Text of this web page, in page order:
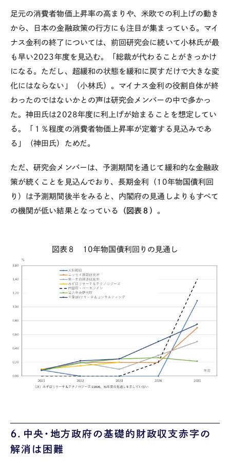
足元の消費者物価上昇率の高まりや、米欧での利上げの動き
から、日本の金融政策の行方にも注目が集まっている。マイ
ナス金利の終了については、前回研究会に続いて小林氏が最
も早い2023年度を見込む。「総裁が代わることがきっかけ
になる。ただし、超緩和の状態を緩和に戻すだけで大きな変
化にはならない」（小林氏）。マイナス金利の役割自体が終
わったのではないかとの声は研究会メンバーの中で多かっ
た。神田氏は2028年度に利上げが始まることを想定してい
る。「１％程度の消費者物価上昇率が定着する見込みであ
る」（神田氏）ためだ。
ただ、研究会メンバーは、予測期間を通じて緩和的な金融政
策が続くことを見込んでおり、長期金利（ 10年物国債利回
り）は予測期間後半をみると、内閣府の見通しよりもすべて
の機関が低い結果となっている
（図表８） 。
図表８ 10年物国債利回りの見通し
６．中央・地方政府の基礎的財政収支赤字の
解消は困難